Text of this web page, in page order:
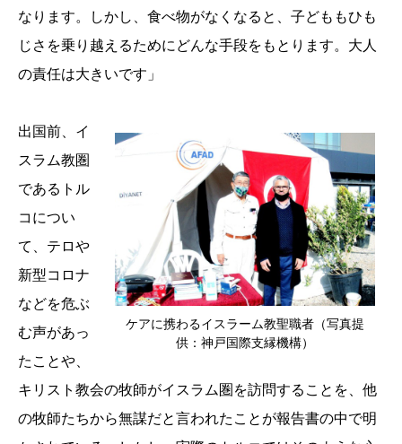
なります。しかし、食べ物がなくなると、子どももひも
じさを乗り越えるためにどんな手段をもとります。大人
の責任は大きいです」
ケアに携わるイスラーム教聖職者（写真提
供：神戸国際支縁機構）
出国前、イ
スラム教圏
であるトル
コについ
て、テロや
新型コロナ
などを危ぶ
む声があっ
たことや、
キリスト教会の牧師がイスラム圏を訪問することを、他
の牧師たちから無謀だと言われたことが報告書の中で明